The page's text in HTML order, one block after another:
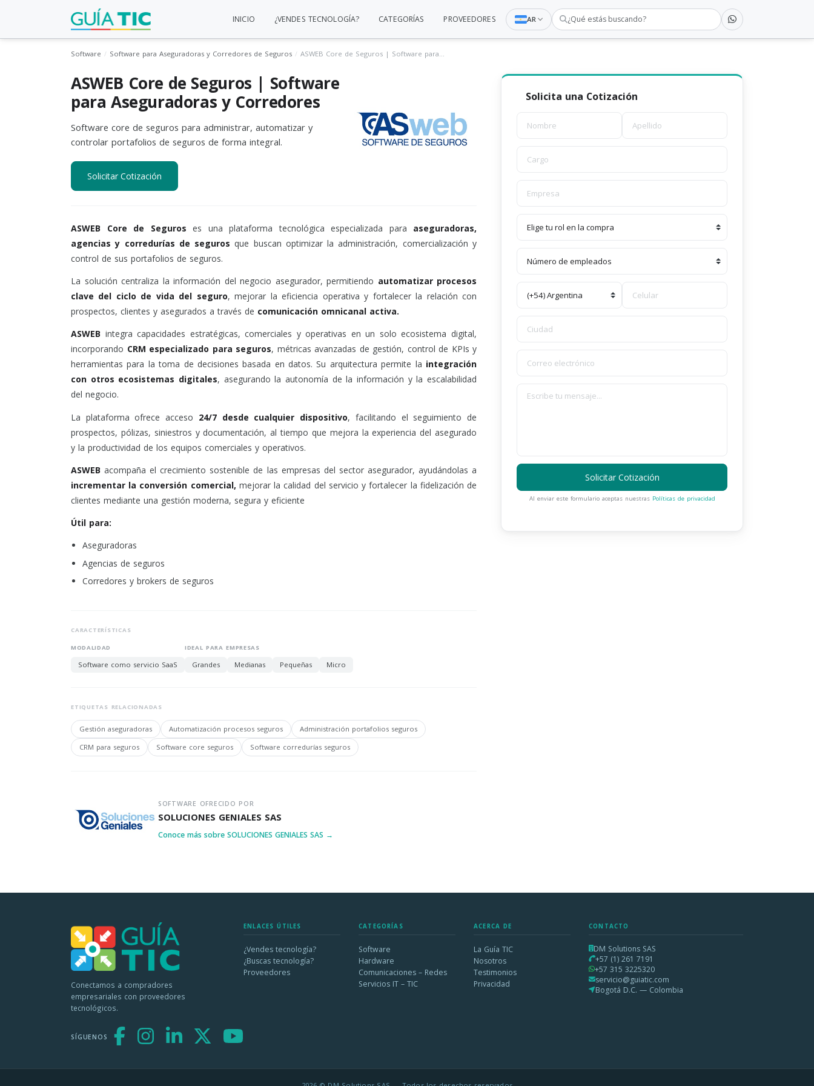
AR ¿Qué estás buscando?
INICIO ¿VENDES TECNOLOGÍA? CATEGORÍAS PROVEEDORES
Software Software para Aseguradoras y Corredores de Seguros ASWEB Core de Seguros | Software para Aseguradoras y Corredores
ASWEB Core de Seguros | Software
para Aseguradoras y Corredores
Software core de seguros para administrar, automatizar y
controlar portafolios de seguros de forma integral.
Solicitar Cotización
ASWEB Core de Seguros es una plataforma tecnológica especializada para aseguradoras,
agencias y corredurías de seguros que buscan optimizar la administración, comercialización y
control de sus portafolios de seguros.
La solución centraliza la información del negocio asegurador, permitiendo automatizar procesos
clave del ciclo de vida del seguro, mejorar la eficiencia operativa y fortalecer la relación con
prospectos, clientes y asegurados a través de comunicación omnicanal activa.
ASWEB integra capacidades estratégicas, comerciales y operativas en un solo ecosistema digital,
incorporando CRM especializado para seguros, métricas avanzadas de gestión, control de KPIs y
herramientas para la toma de decisiones basada en datos. Su arquitectura permite la integración
con otros ecosistemas digitales, asegurando la autonomía de la información y la escalabilidad
del negocio.
La plataforma ofrece acceso 24/7 desde cualquier dispositivo, facilitando el seguimiento de
prospectos, pólizas, siniestros y documentación, al tiempo que mejora la experiencia del asegurado
y la productividad de los equipos comerciales y operativos.
ASWEB acompaña el crecimiento sostenible de las empresas del sector asegurador, ayudándolas a
incrementar la conversión comercial, mejorar la calidad del servicio y fortalecer la fidelización de
clientes mediante una gestión moderna, segura y eficiente
Útil para:
Aseguradoras
Agencias de seguros
Corredores y brokers de seguros
CARACTERÍSTICAS
MODALIDAD
Software como servicio SaaS
IDEAL PARA EMPRESAS
Grandes Medianas Pequeñas Micro
ETIQUETAS RELACIONADAS
Gestión aseguradoras Automatización procesos seguros
Administración portafolios seguros
CRM para seguros
Software core seguros Software corredurías seguros
SOFTWARE OFRECIDO POR
SOLUCIONES GENIALES SAS
Conoce más sobre SOLUCIONES GENIALES SAS →
Solicita una Cotización
Al enviar este formulario aceptas nuestras Políticas de privacidad
Solicitar Cotización
Conectamos a compradores
empresariales con proveedores
tecnológicos.
SÍGUENOS
ENLACES ÚTILES
¿Vendes tecnología?
¿Buscas tecnología?
Proveedores
CATEGORÍAS
Software
Hardware
Comunicaciones – Redes
Servicios IT – TIC
ACERCA DE
La Guía TIC
Nosotros
Testimonios
Privacidad
CONTACTO
DM Solutions SAS
+57 (1) 261 7191
+57 315 3225320
servicio@guiatic.com
Bogotá D.C. — Colombia